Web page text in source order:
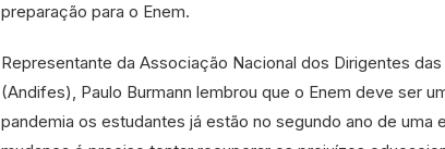
preparação para o Enem.
Representante da Associação Nacional dos Dirigentes
(Andifes), Paulo Burmann lembrou que o Enem deve ser
pandemia os estudantes já estão no segundo ano de uma